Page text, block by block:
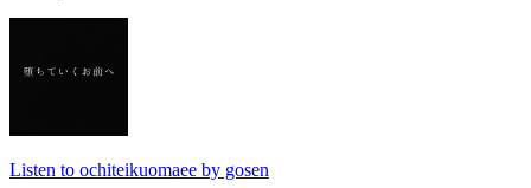
Listen to ochiteikuomaee by gosen